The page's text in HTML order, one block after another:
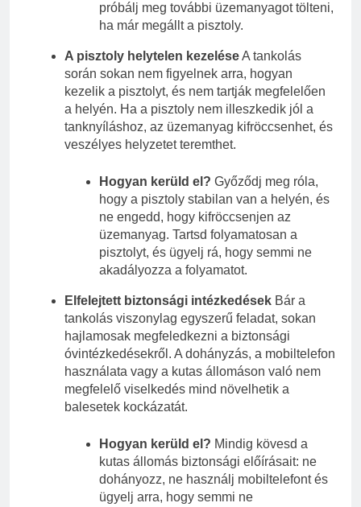
próbálj meg további üzemanyagot tölteni,
ha már megállt a pisztoly.
A pisztoly helytelen kezeléseA tankolás
során sokan nem figyelnek arra, hogyan
kezelik a pisztolyt, és nem tartják megfelelően
a helyén. Ha a pisztoly nem illeszkedik jól a
tanknyíláshoz, az üzemanyag kifröccsenhet, és
veszélyes helyzetet teremthet.
Hogyan kerüld el? Győződj meg róla,
hogy a pisztoly stabilan van a helyén, és
ne engedd, hogy kifröccsenjen az
üzemanyag. Tartsd folyamatosan a
pisztolyt, és ügyelj rá, hogy semmi ne
akadályozza a folyamatot.
Elfelejtett biztonsági intézkedések Bár a
tankolás viszonylag egyszerű feladat, sokan
hajlamosak megfeledkezni a biztonsági
óvintézkedésekről. A dohányzás, a mobiltelefon
használata vagy a kutas állomáson való nem
megfelelő viselkedés mind növelhetik a
balesetek kockázatát.
Hogyan kerüld el? Mindig kövesd a
kutas állomás biztonsági előírásait: ne
dohányozz, ne használj mobiltelefont és
ügyelj arra, hogy semmi ne